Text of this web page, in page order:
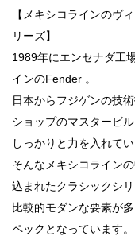
【メキシコラインのヴ
リーズ】
1989年にエンセナダ工
インのFender 。
日本からフジゲンの技
ショップのマスタービ
しっかりと力を入れてい
そんなメキシコライン
込まれたクラシックシリ
比較的モダンな要素が
ペックとなっています。